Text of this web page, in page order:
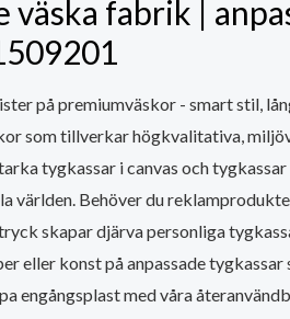
väska fabrik |
på premiumväskor - smart stil,
som tillverkar högkvalitativa,
tygkassar i canvas och
världen. Behöver du
skapar djärva personliga
eller konst på anpassade tygkassar
engångsplast med våra